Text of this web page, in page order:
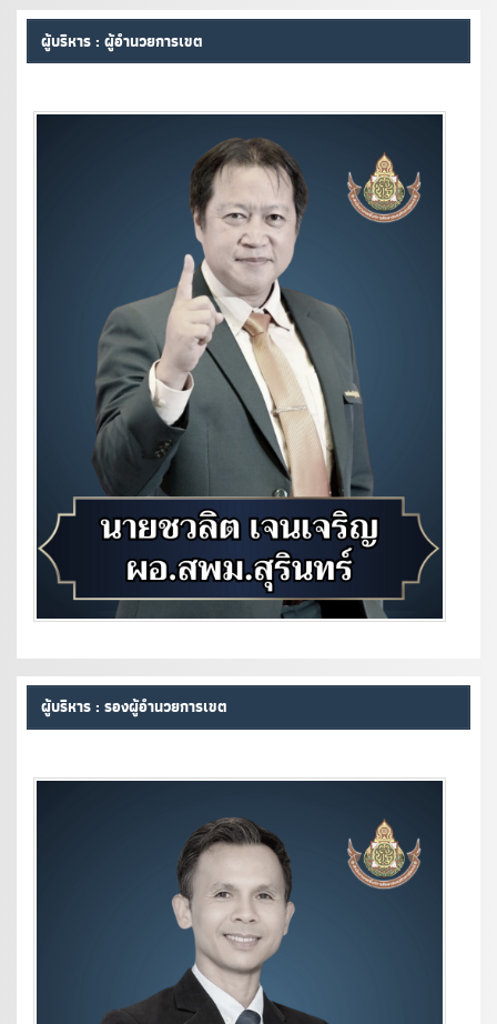
ผู้บริหาร : ผู้อำนวยการเขต
ผู้บริหาร : รองผู้อำนวยการเขต